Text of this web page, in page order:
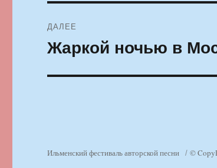
ДАЛЕЕ
Следующая
запись:
Жаркой ночью в
Ильменский фестиваль авторской песни ©